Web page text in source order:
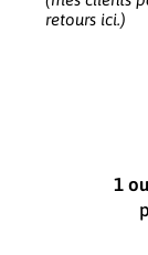
retours ici.)
1